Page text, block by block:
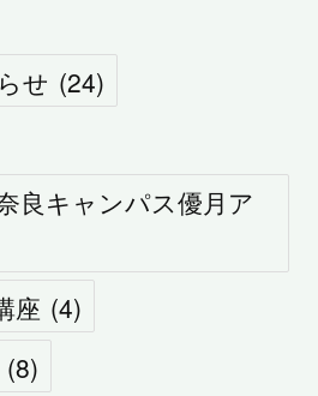
せ (24)
良キャンパス優月ア
座 (4)
(8)